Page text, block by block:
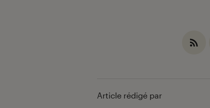
Article rédigé par